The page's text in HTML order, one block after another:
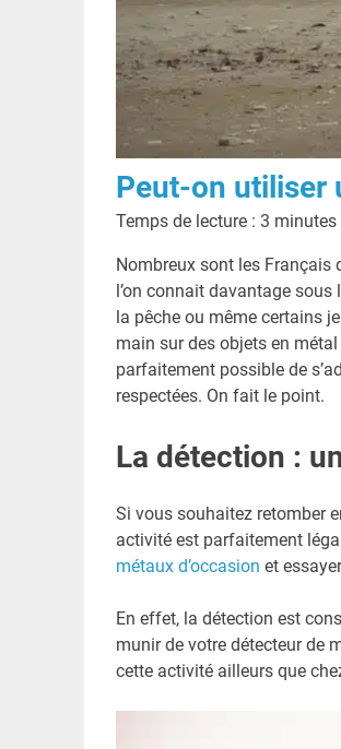
Peut-on utiliser
Temps de lecture : 3 minutes
Nombreux sont les Français
l’on connait davantage
la pêche ou même certains
main sur des objets en
parfaitement possible de
respectées. On fait le point.
La détection :
Si vous souhaitez retomber
activité est parfaitement
métaux d’occasion et
En effet, la détection est
munir de votre détecteur de
cette activité ailleurs que